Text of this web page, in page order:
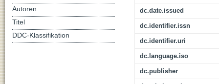
dc.date.issued
dc.identifier.issn
dc.identifier.uri
dc.language.iso
dc.publisher
Autoren
Titel
DDC-Klassifikation